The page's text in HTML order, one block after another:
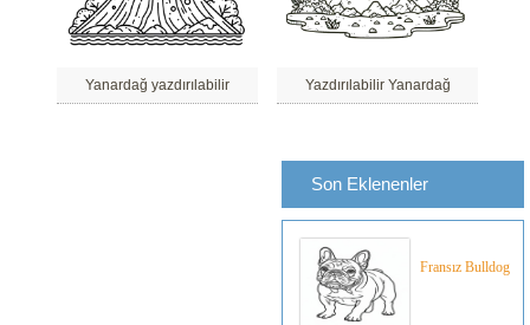
Yanardağ yazdırılabilir Yazdırılabilir Yanardağ
Son Eklenenler
Fransız Bulldog